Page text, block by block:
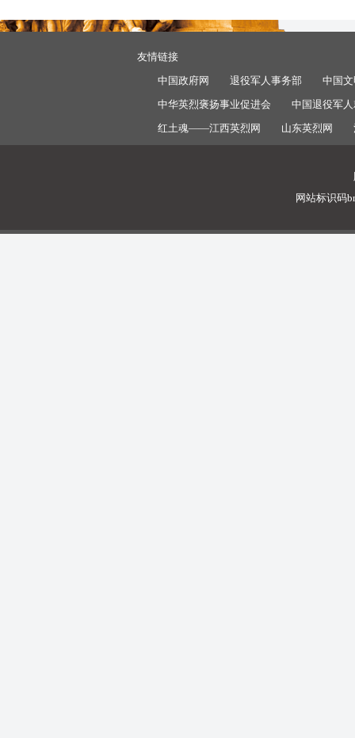
友情链接
中国政府网
退役军人事务部
中国
中华英烈褒扬事业促进会
中国退役军
红土魂——江西英烈网
山东英烈网
网站标识码